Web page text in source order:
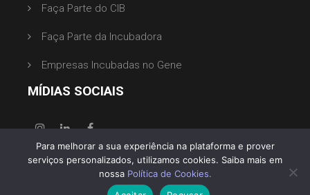
Faça Parte do CIB
Faça Parte da Incubadora
Empresas Incubadas no Gene
MÍDIAS SOCIAIS
Para melhorar a sua experiência na plataforma e prover
serviços personalizados, utilizamos cookies. Saiba mais em
nossa Política de Cookies.